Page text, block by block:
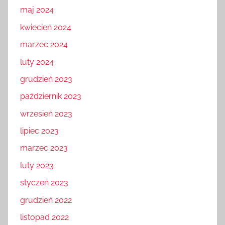
maj 2024
kwiecień 2024
marzec 2024
luty 2024
grudzień 2023
październik 2023
wrzesień 2023
lipiec 2023
marzec 2023
luty 2023
styczeń 2023
grudzień 2022
listopad 2022